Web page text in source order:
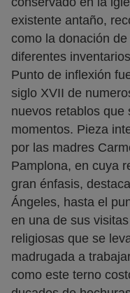
existente antaño,
como la donación
diferentes
Punto de inflexión
siglo XVII de
nuevos retablos que
momentos. Pieza
por las madres
Pamplona, en cuya
gran énfasis,
Ángeles, hasta el
en una de sus
religiosas que se
madrugada a
como este terno